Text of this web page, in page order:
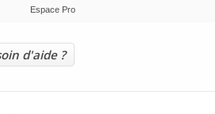
Espace Pro
d'aide ?